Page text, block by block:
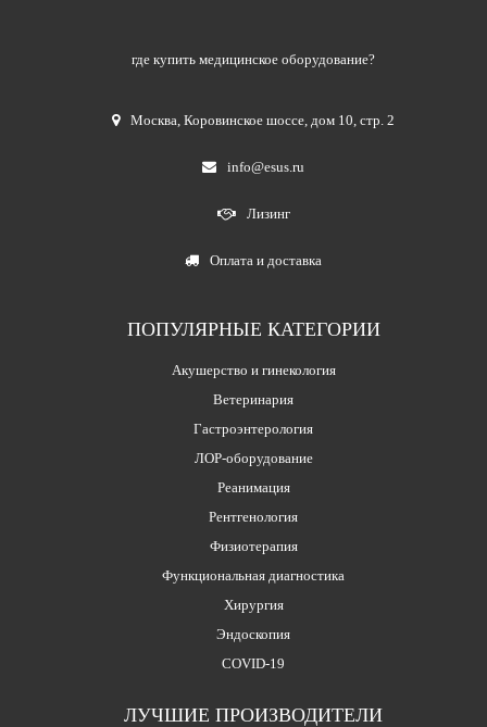
где купить медицинское оборудование?
Москва,Коровинское шоссе, дом 10, стр. 2
info@esus.ru
Лизинг
Оплата и доставка
ПОПУЛЯРНЫЕ КАТЕГОРИИ
Акушерство и гинекология
Ветеринария
Гастроэнтерология
ЛОР-оборудование
Реанимация
Рентгенология
Физиотерапия
Функциональная диагностика
Хирургия
Эндоскопия
COVID-19
ЛУЧШИЕ ПРОИЗВОДИТЕЛИ